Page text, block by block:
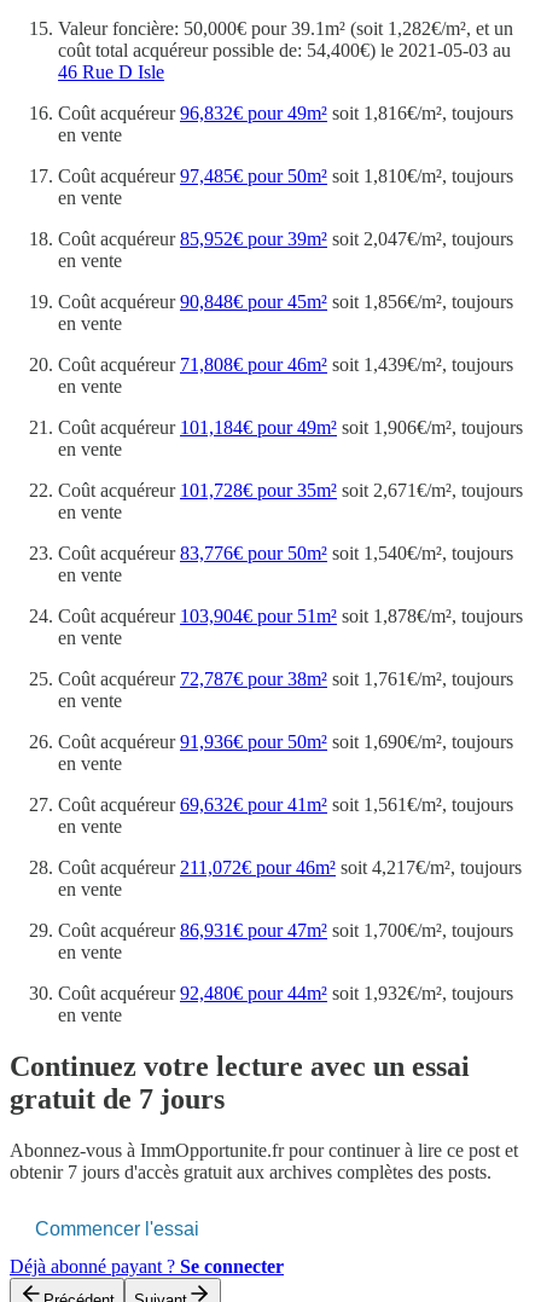
Valeur foncière: 50,000€ pour 39.1m² (soit 1,282€/m², et un
coût total acquéreur possible de: 54,400€) le 2021-05-03 au
46 Rue D Isle
Coût acquéreur96,832€ pour 49m² soit 1,816€/m², toujours
en vente
Coût acquéreur97,485€ pour 50m² soit 1,810€/m², toujours
en vente
Coût acquéreur85,952€ pour 39m² soit 2,047€/m², toujours
en vente
Coût acquéreur90,848€ pour 45m² soit 1,856€/m², toujours
en vente
Coût acquéreur 71,808€ pour 46m² soit 1,439€/m², toujours
en vente
Coût acquéreur 101,184€ pour 49m² soit 1,906€/m², toujours
en vente
Coût acquéreur 101,728€ pour 35m² soit 2,671€/m², toujours
en vente
Coût acquéreur83,776€ pour 50m² soit 1,540€/m², toujours
en vente
Coût acquéreur 103,904€ pour 51m² soit 1,878€/m², toujours
en vente
Coût acquéreur 72,787€ pour 38m² soit 1,761€/m², toujours
en vente
Coût acquéreur91,936€ pour 50m² soit 1,690€/m², toujours
en vente
Coût acquéreur69,632€ pour 41m² soit 1,561€/m², toujours
en vente
Coût acquéreur 211,072€ pour 46m² soit 4,217€/m², toujours
en vente
Coût acquéreur86,931€ pour 47m² soit 1,700€/m², toujours
en vente
Coût acquéreur92,480€ pour 44m² soit 1,932€/m², toujours
en vente
Continuez votre lecture avec un essai
gratuit de 7 jours
Abonnez-vous à ImmOpportunite.frpour continuer à lire ce post et
obtenir 7 jours d'accès gratuit aux archives complètes des posts.
Commencer l'essai
Déjà abonné payant ? Se connecter